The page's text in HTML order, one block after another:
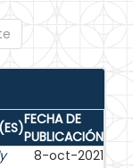
FECHA DE
PUBLICACIÓN
8-oct-2021